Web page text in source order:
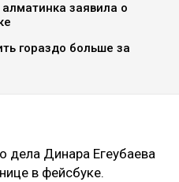
заявила о
гораздо больше за
дела Динара Егеубаева
в фейсбуке.